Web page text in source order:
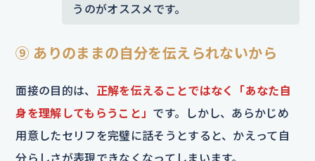
うのがオススメです。
⑨ ありのままの自分を伝えられないから
面接の目的は、 正解を伝えることではなく「あなた自
身を理解してもらうこと」 です。しかし、あらかじめ
用意したセリフを完璧に話そうとすると、かえって自
分らしさが表現できなくなってしまいます。